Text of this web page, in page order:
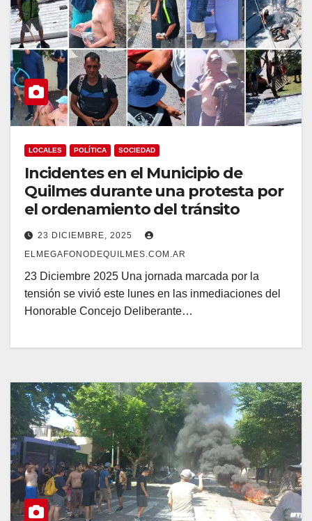
LOCALES POLÍTICA SOCIEDAD
Incidentes en el Municipio de
Quilmes durante una protesta por
el ordenamiento del tránsito
23 DICIEMBRE, 2025
ELMEGAFONODEQUILMES.COM.AR
23 Diciembre 2025 Una jornada marcada por la
tensión se vivió este lunes en las inmediaciones del
Honorable Concejo Deliberante…